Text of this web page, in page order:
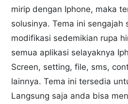
mirip dengan Iphone, maka
solusinya. Tema ini sengajah
modifikasi sedemikian rupa
semua aplikasi selayaknya
Screen, setting, file, sms,
lainnya. Tema ini tersedia
Langsung saja anda bisa